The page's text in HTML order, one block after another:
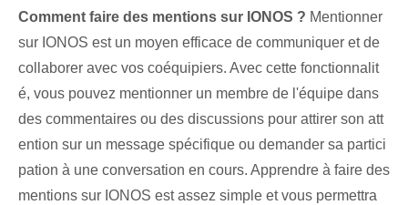
Comment faire des mentions sur IONOS ? Mentionner
sur IONOS est un moyen efficace de communiquer et de
collaborer avec vos coéquipiers. Avec cette fonctionnalit
é, vous pouvez mentionner un membre de l'équipe dans
des commentaires ou des discussions pour attirer son att
ention sur un message spécifique ou demander sa partici
pation à une conversation en cours. Apprendre à faire des
mentions sur IONOS est assez simple et vous permettra